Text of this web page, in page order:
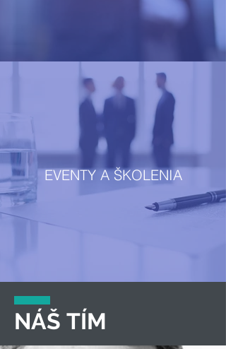
EVENTY A ŠKOLENIA
NÁŠ TÍM